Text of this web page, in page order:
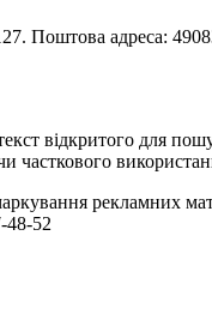
Поштова адреса:
відкритого для
рекламних
48-52